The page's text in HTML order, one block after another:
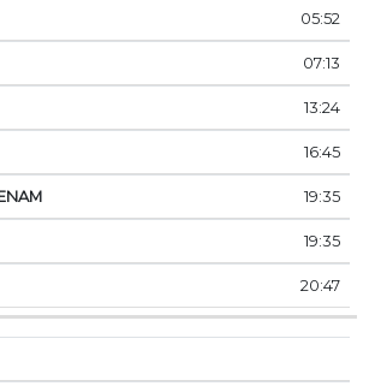
05:52
07:13
13:24
16:45
19:35
19:35
20:47